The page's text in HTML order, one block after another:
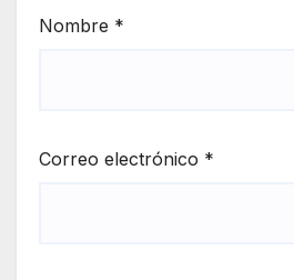
Nombre *
Correo electrónico *